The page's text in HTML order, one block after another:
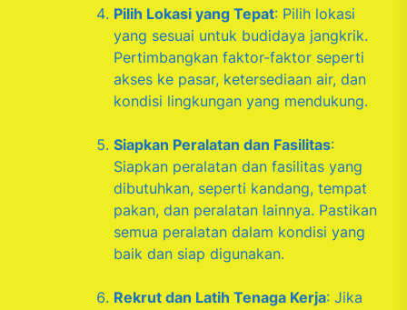
Pilih Lokasi yang Tepat: Pilih lokasi
yang sesuai untuk budidaya jangkrik.
Pertimbangkan faktor-faktor seperti
akses ke pasar, ketersediaan air, dan
kondisi lingkungan yang mendukung.
Siapkan Peralatan dan Fasilitas:
Siapkan peralatan dan fasilitas yang
dibutuhkan, seperti kandang, tempat
pakan, dan peralatan lainnya. Pastikan
semua peralatan dalam kondisi yang
baik dan siap digunakan.
Rekrut dan Latih Tenaga Kerja: Jika